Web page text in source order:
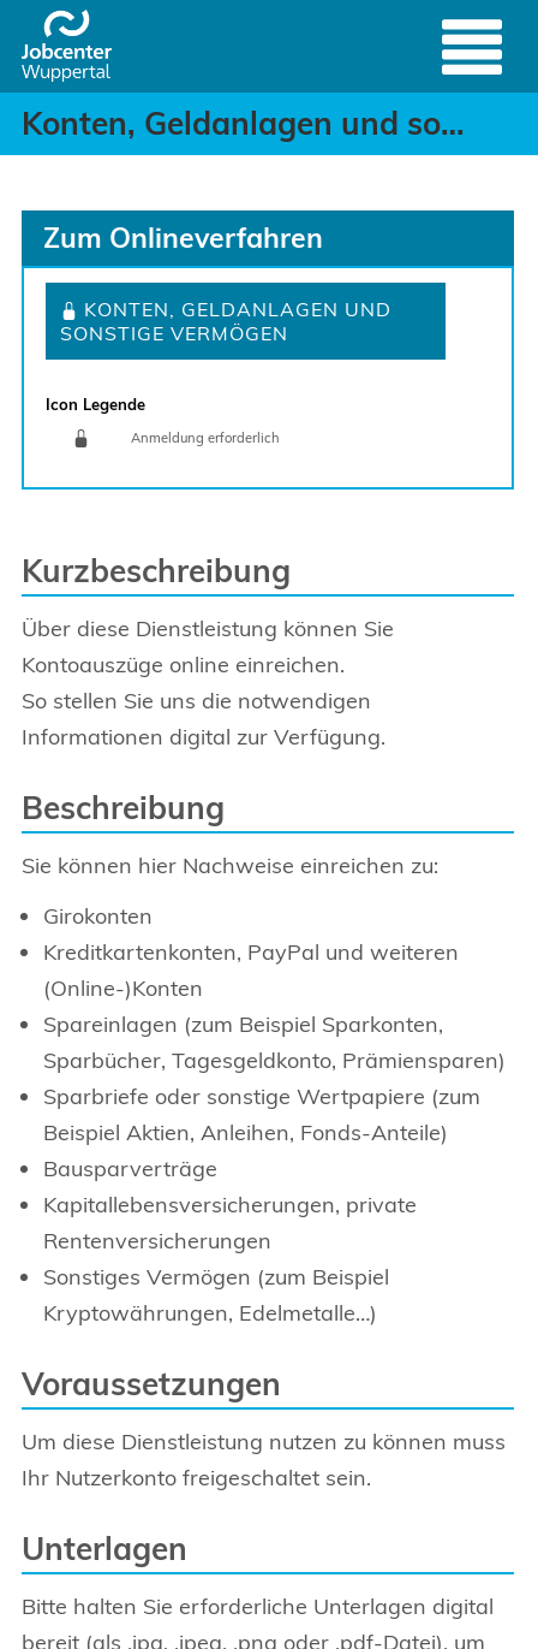
Zum Hauptinhalt springen
Konten, Geldanlagen
Header
Konten, Geldanlagen und sonstiges Vermögen
Zum Onlineverfahren
KONTEN, GELDANLAGEN UND
SONSTIGE VERMÖGEN
Icon Legende
Anmeldung erforderlich
Kurzbeschreibung
Über diese Dienstleistung können Sie
Kontoauszüge online einreichen.
So stellen Sie uns die notwendigen
Informationen digital zur Verfügung.
Beschreibung
Sie können hier Nachweise einreichen zu:
Girokonten
Kreditkartenkonten, PayPal und weiteren
(Online-)Konten
Spareinlagen (zum Beispiel Sparkonten,
Sparbücher, Tagesgeldkonto, Prämiensparen)
Sparbriefe oder sonstige Wertpapiere (zum
Beispiel Aktien, Anleihen, Fonds-Anteile)
Bausparverträge
Kapitallebensversicherungen, private
Rentenversicherungen
Sonstiges Vermögen (zum Beispiel
Kryptowährungen, Edelmetalle…)
Voraussetzungen
Um diese Dienstleistung nutzen zu können muss
Ihr Nutzerkonto freigeschaltet sein.
Unterlagen
Bitte halten Sie erforderliche Unterlagen digital
bereit (als .jpg, .jpeg, .png oder .pdf-Datei), um